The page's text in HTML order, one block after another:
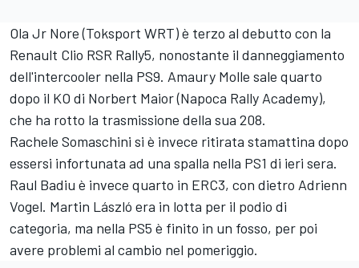
Ola Jr Nore (Toksport WRT) è terzo al debutto con la
Renault Clio RSR Rally5, nonostante il danneggiamento
dell'intercooler nella PS9. Amaury Molle sale quarto
dopo il KO di Norbert Maior (Napoca Rally Academy),
che ha rotto la trasmissione della sua 208.
Rachele Somaschini si è invece ritirata stamattina dopo
essersi infortunata ad una spalla nella PS1 di ieri sera.
Raul Badiu è invece quarto in ERC3, con dietro Adrienn
Vogel. Martin László era in lotta per il podio di
categoria, ma nella PS5 è finito in un fosso, per poi
avere problemi al cambio nel pomeriggio.